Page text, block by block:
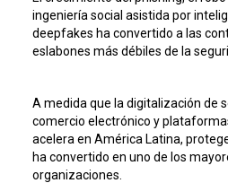
ingeniería social asistida por
deepfakes ha convertido a las
eslabones más débiles de la
A medida que la digitalización de
comercio electrónico y
acelera en América Latina,
ha convertido en uno de los
organizaciones.